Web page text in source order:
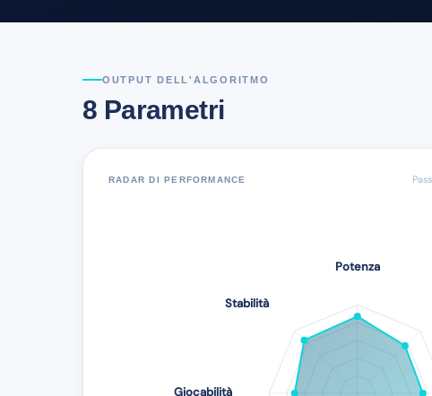
OUTPUT DELL'ALGORITMO
8 Parametri
RADAR DI PERFORMANCE